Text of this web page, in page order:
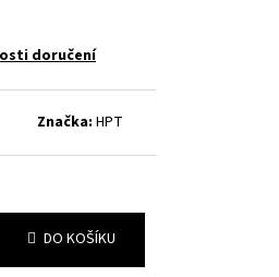
doručení
Značka:HPT
DO KOŠÍKU
Následující